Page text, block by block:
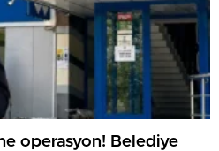
operasyon! Belediye